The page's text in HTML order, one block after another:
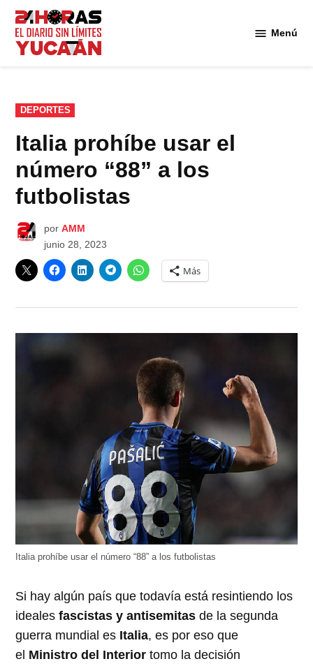
Saltar
contenido
Menú
PUBLICADO
EN
DEPORTES
Italia prohíbe usar el
número “88” a los
futbolistas
por AMM
junio 28, 2023
Más
Italia prohíbe usar el número “88” a los futbolistas
Si hay algún país que todavía está resintiendo los
idealesfascistas y antisemitas de la segunda
guerra mundial es Italia, es por eso que
el Ministro del Interior tomo la decisión